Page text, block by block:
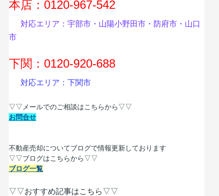
本店：0120-967-542
対応エリア：宇部市・山陽小野田市・防府市・山口
市
下関：0120-920-688
対応エリア：下関市
▽▽メールでのご相談はこちらから▽▽
お問合せ
不動産売却についてブログで情報更新しております
▽▽ブログはこちらから▽▽
ブログ一覧
▽▽おすすめ記事はこちら▽▽